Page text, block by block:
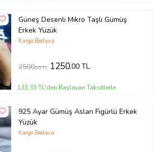
Güneş Desenli Mikro Taşlı Gümüş
Erkek Yüzük
Kargo Bedava
2500,00 TL 1250,00 TL
133,33 TL'den Başlayan Taksitlerle
925 Ayar Gümüş Aslan Figürlü Erkek
Yüzük
Kargo Bedava